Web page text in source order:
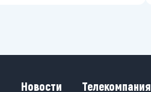
Новости Телекомпания